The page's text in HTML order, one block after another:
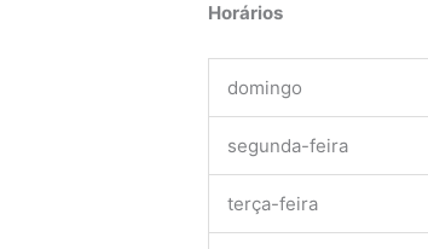
Horários
domingo
segunda-feira
terça-feira